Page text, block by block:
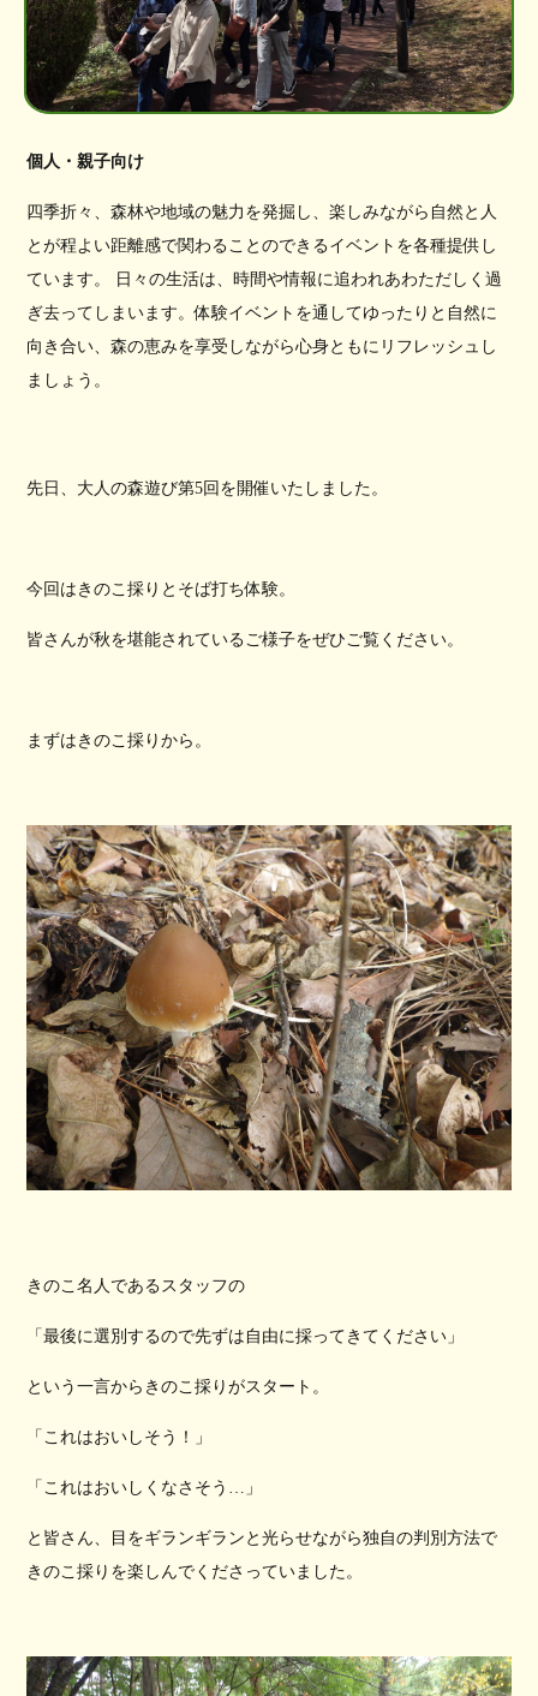
個人・親子向け
四季折々、森林や地域の魅力を発掘し、楽しみながら自然と人
とが程よい距離感で関わることのできるイベントを各種提供し
ています。 日々の生活は、時間や情報に追われあわただしく過
ぎ去ってしまいます。体験イベントを通してゆったりと自然に
向き合い、森の恵みを享受しながら心身ともにリフレッシュし
ましょう。
先日、大人の森遊び第5回を開催いたしました。
今回はきのこ採りとそば打ち体験。
皆さんが秋を堪能されているご様子をぜひご覧ください。
まずはきのこ採りから。
きのこ名人であるスタッフの
「最後に選別するので先ずは自由に採ってきてください」
という一言からきのこ採りがスタート。
「これはおいしそう！」
「これはおいしくなさそう…」
と皆さん、目をギランギランと光らせながら独自の判別方法で
きのこ採りを楽しんでくださっていました。